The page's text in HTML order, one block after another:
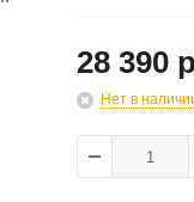
28 390
Нет в